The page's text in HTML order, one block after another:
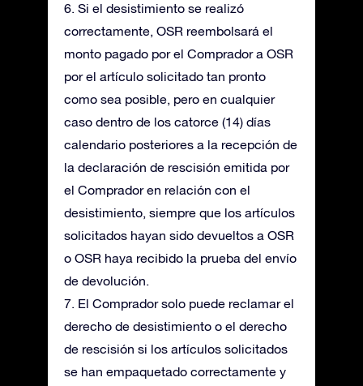
6. Si el desistimiento se realizó
correctamente, OSR reembolsará el
monto pagado por el Comprador a OSR
por el artículo solicitado tan pronto
como sea posible, pero en cualquier
caso dentro de los catorce (14) días
calendario posteriores a la recepción de
la declaración de rescisión emitida por
el Comprador en relación con el
desistimiento, siempre que los artículos
solicitados hayan sido devueltos a OSR
o OSR haya recibido la prueba del envío
de devolución.
7. El Comprador solo puede reclamar el
derecho de desistimiento o el derecho
de rescisión si los artículos solicitados
se han empaquetado correctamente y